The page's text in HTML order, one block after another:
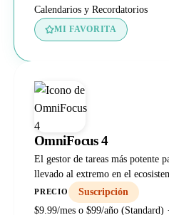
Calendarios y Recordatorios
MI FAVORITA
OmniFocus 4
El gestor de tareas más potente
llevado al extremo en el
PRECIO
Suscripción
$9.99/mes o $99/año (Standard)